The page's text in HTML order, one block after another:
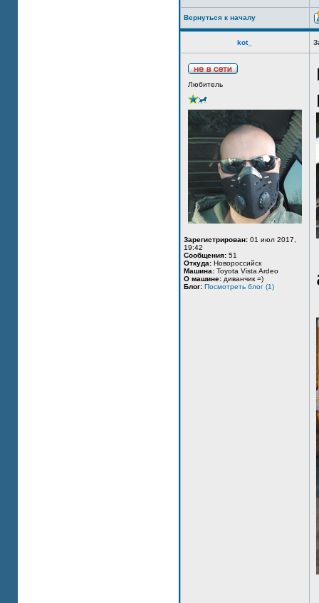
Вернуться к началу
kot_
Любитель
Зарегистрирован: 01 июл 2017,
19:42
Сообщения: 51
Откуда: Новороссийск
Машина: Toyota Vista Ardeo
О машине: диванчик =)
Блог: Посмотреть блог (1)